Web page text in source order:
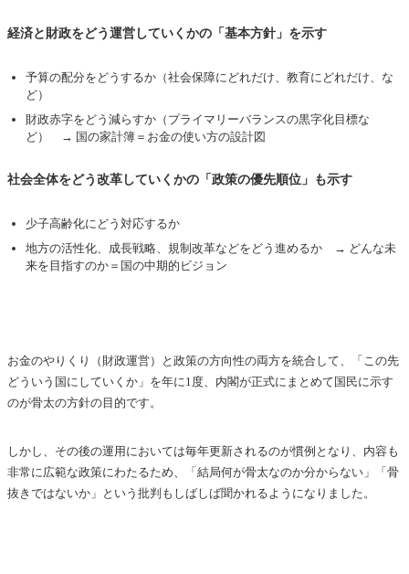
経済と財政をどう運営していくかの「基本方針」を示す
予算の配分をどうするか（社会保障にどれだけ、教育にどれだけ、な
ど）
財政赤字をどう減らすか（プライマリーバランスの黒字化目標な
ど） → 国の家計簿＝お金の使い方の設計図
社会全体をどう改革していくかの「政策の優先順位」も示す
少子高齢化にどう対応するか
地方の活性化、成長戦略、規制改革などをどう進めるか → どんな未
来を目指すのか＝国の中期的ビジョン
お金のやりくり（財政運営）と政策の方向性の両方を統合して、「この先
どういう国にしていくか」を年に1度、内閣が正式にまとめて国民に示す
のが骨太の方針の目的です。
しかし、その後の運用においては毎年更新されるのが慣例となり、内容も
非常に広範な政策にわたるため、「結局何が骨太なのか分からない」「骨
抜きではないか」という批判もしばしば聞かれるようになりました。